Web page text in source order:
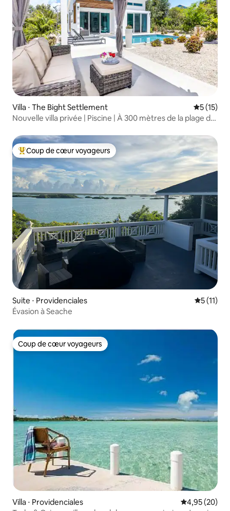
Villa ⋅ The Bight Settlement
5 (15)
Nouvelle villa privée | Piscine | À 300 mètres de la plage de
Coups de cœur voyageurs les plus appréciés
Coup de cœur voyageurs
Suite ⋅ Providenciales
5 (11)
Évasion à Seache
Coup de cœur voyageurs
Coup de cœur voyageurs
Villa ⋅ Providenciales Évaluation
4,95 (20)